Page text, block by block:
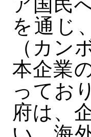
を通じ
（カン
本企業
ってお
府は、